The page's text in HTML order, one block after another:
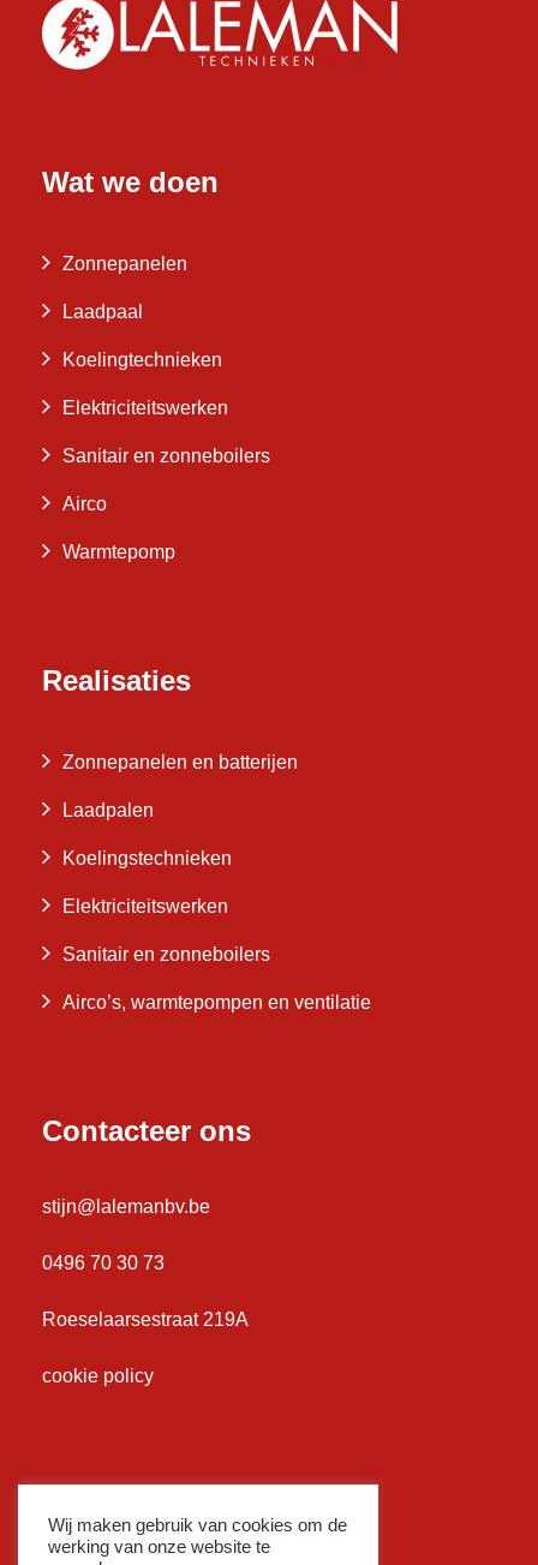
Wat we doen
Zonnepanelen
Laadpaal
Koelingtechnieken
Elektriciteitswerken
Sanitair en zonneboilers
Airco
Warmtepomp
Realisaties
Zonnepanelen en batterijen
Laadpalen
Koelingstechnieken
Elektriciteitswerken
Sanitair en zonneboilers
Airco’s, warmtepompen en ventilatie
Contacteer ons
stijn@lalemanbv.be
0496 70 30 73
Roeselaarsestraat 219A
cookie policy
Wij maken gebruik van cookies om de
werking van onze website te